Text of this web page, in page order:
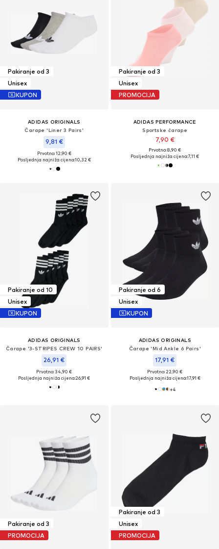
Pakiranje od 3
Unisex
KUPON
ADIDAS ORIGINALS
Čarape 'Liner 3 Pairs'
9,81 €
Prvotno: 12,90 €
Posljednja najniža cijena:10,32 €
Pakiranje od 3
Unisex
PROMOCIJA
ADIDAS PERFORMANCE
Sportske čarape
7,90 €
Prvotno: 8,90 €
Posljednja najniža cijena:7,11 €
Pakiranje od 10
Unisex
KUPON
ADIDAS ORIGINALS
Čarape '3-STRIPES CREW 10 PAIRS'
26,91 €
Prvotno: 34,90 €
Posljednja najniža cijena:26,91 €
Pakiranje od 6
Unisex
KUPON
ADIDAS ORIGINALS
Čarape 'Mid Ankle 6 Pairs'
17,91 €
Prvotno: 22,90 €
Posljednja najniža cijena:17,91 €
+4
Pakiranje od 3
PROMOCIJA
Pakiranje od 3
Unisex
PROMOCIJA